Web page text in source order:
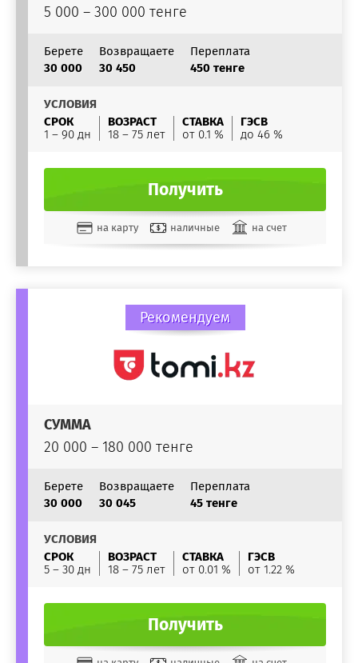
5 000 – 300 000 тенге
Берете
30 000
Возвращаете
30 450
Переплата
450 тенге
УСЛОВИЯ
СРОК
1 – 90 дн
ВОЗРАСТ
18 – 75 лет
СТАВКА
от 0.1 %
ГЭСВ
до 46 %
Получить
на карту наличные на счет
Рекомендуем
СУММА
20 000 – 180 000 тенге
Берете
30 000
Возвращаете
30 045
Переплата
45 тенге
УСЛОВИЯ
СРОК
5 – 30 дн
ВОЗРАСТ
18 – 75 лет
СТАВКА
от 0.01 %
ГЭСВ
от 1.22 %
Получить